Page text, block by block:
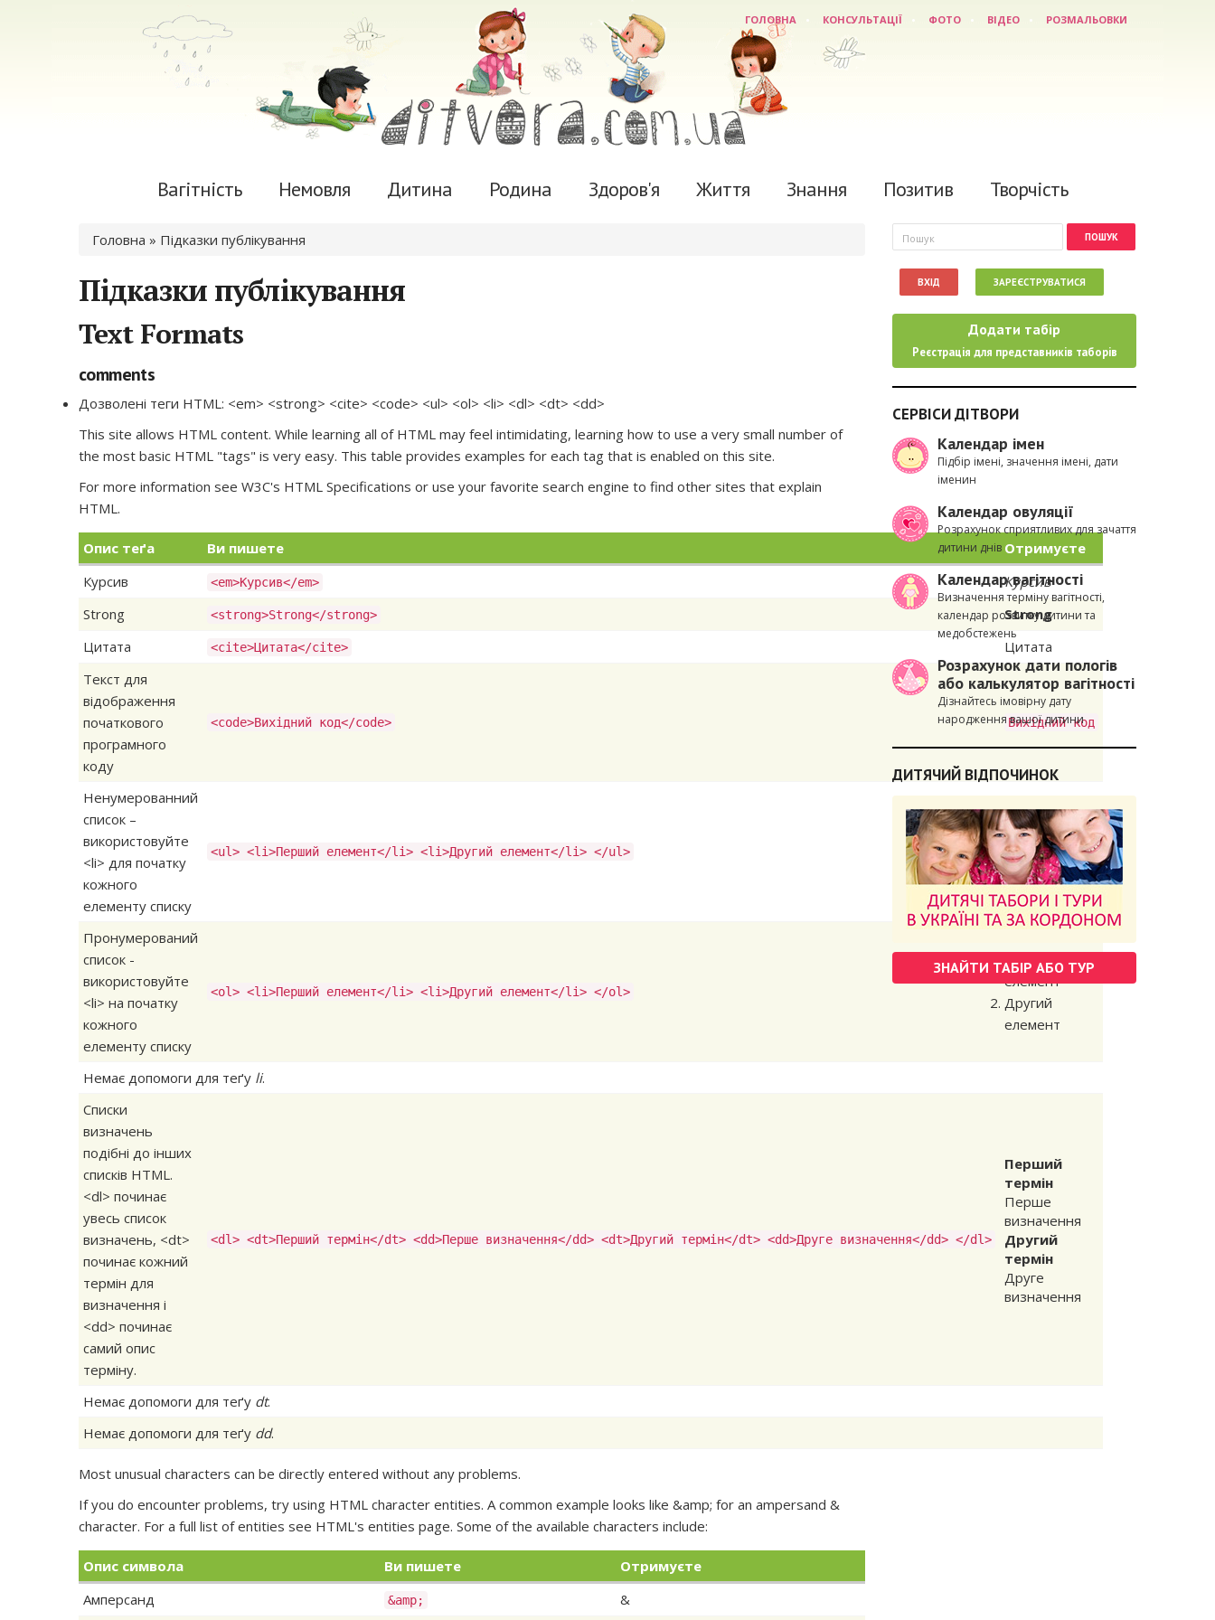
ГОЛОВНА КОНСУЛЬТАЦІЇ ФОТО ВІДЕО РОЗМАЛЬОВКИ
Вагітність Немовля Дитина Родина Здоров'я Життя Знання Позитив Творчість
Ви є тут
Головна » Підказки публікування
Підказки публікування
Text Formats
comments
Дозволені теги HTML: <em> <strong> <cite> <code> <ul> <ol> <li> <dl> <dt> <dd>
This site allows HTML content. While learning all of HTML may feel intimidating, learning how to use a very small number of
the most basic HTML "tags" is very easy. This table provides examples for each tag that is enabled on this site.
For more information see W3C's HTML Specifications or use your favorite search engine to find other sites that explain
HTML.
Опис теґа Ви пишете
Отримуєте
Курсив
<em>Курсив</em>
Курсив
Strong
<strong>Strong</strong>
Strong
Цитата
<cite>Цитата</cite>
Цитата
Текст для
відображення
початкового
програмного
коду
<code>Вихідний код</code> Вихідний код
Ненумерованний
список –
використовуйте
<li> для початку
кожного
елементу списку
<ul> <li>Перший елемент</li> <li>Другий елемент</li> </ul>
Перший
елемент
Другий
елемент
Пронумерований
список -
використовуйте
<li> на початку
кожного
елементу списку
<ol> <li>Перший елемент</li> <li>Другий елемент</li> </ol>
Перший
елемент
Другий
елемент
Немає допомоги для теґу li.
Списки
визначень
подібні до інших
списків HTML.
<dl> починає
увесь список
визначень, <dt>
починає кожний
термін для
визначення і
<dd> починає
самий опис
терміну.
<dl> <dt>Перший термін</dt> <dd>Перше визначення</dd> <dt>Другий термін</dt> <dd>Друге визначення</dd> </dl>
Перший
термін
Перше
визначення
Другий
термін
Друге
визначення
Немає допомоги для теґу dt.
Немає допомоги для теґу dd.
Most unusual characters can be directly entered without any problems.
If you do encounter problems, try using HTML character entities. A common example looks like &amp; for an ampersand &
character. For a full list of entities see HTML's entities page. Some of the available characters include:
Опис символа Ви пишете
Отримуєте
Амперсанд
&amp;
&
Пошукова форма
Пошук
ВХІД ЗАРЕЄСТРУВАТИСЯ
Додати табір
Реєстрація для представників таборів
СЕРВІСИ ДІТВОРИ
Календар імен
Підбір імені, значення імені, дати
іменин
Календар овуляції
Розрахунок сприятливих для зачаття
дитини днів
Календар вагітності
Визначення терміну вагітності,
календар розвитку дитини та
медобстежень
Розрахунок дати пологів
або калькулятор вагітності
Дізнайтесь імовірну дату
народження вашої дитини
ДИТЯЧИЙ ВІДПОЧИНОК
ЗНАЙТИ ТАБІР АБО ТУР